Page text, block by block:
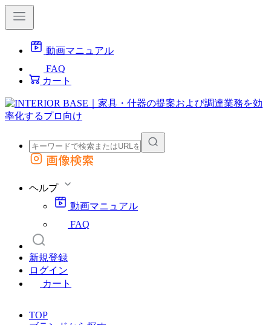
動画マニュアル
FAQ
カート
外部サイトの商品をカートに追加
画像検索
ヘルプ
動画マニュアル
FAQ
新規登録
ログイン
カート
TOP